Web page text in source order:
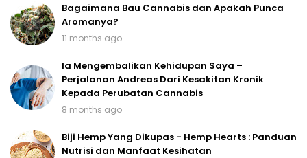
Bagaimana Bau Cannabis dan Apakah Punca
Aromanya?
11 months ago
Ia Mengembalikan Kehidupan Saya –
Perjalanan Andreas Dari Kesakitan Kronik
Kepada Perubatan Cannabis
8 months ago
Biji Hemp Yang Dikupas - Hemp Hearts : Panduan
Nutrisi dan Manfaat Kesihatan